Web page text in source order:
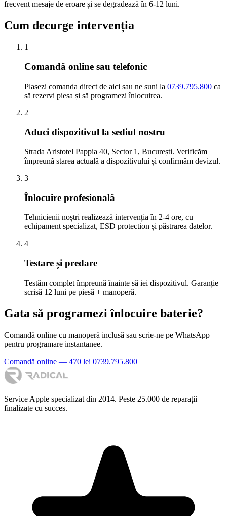
frecvent mesaje de eroare și se degradează în 6-12 luni.
Cum decurge intervenția
1
Comandă online sau telefonic
Plasezi comanda direct de aici sau ne suni la 0739.795.800 ca
să rezervi piesa și să programezi înlocuirea.
2
Aduci dispozitivul la sediul nostru
Strada Aristotel Pappia 40, Sector 1, București. Verificăm
împreună starea actuală a dispozitivului și confirmăm devizul.
3
Înlocuire profesională
Tehnicienii noștri realizează intervenția în 2-4 ore, cu
echipament specializat, ESD protection și păstrarea datelor.
4
Testare și predare
Testăm complet împreună înainte să iei dispozitivul. Garanție
scrisă 12 luni pe piesă + manoperă.
Gata să programezi înlocuire baterie?
Comandă online cu manoperă inclusă sau scrie-ne pe WhatsApp
pentru programare instantanee.
Comandă online — 470 lei 0739.795.800
Service Apple specializat din 2014. Peste 25.000 de reparații
finalizate cu succes.